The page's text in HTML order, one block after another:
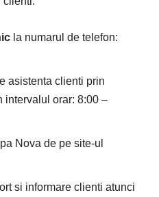
la numarul de telefon:
asistenta clienti prin
intervalul orar: 8:00 –
Nova de pe site-ul
si informare clienti atunci